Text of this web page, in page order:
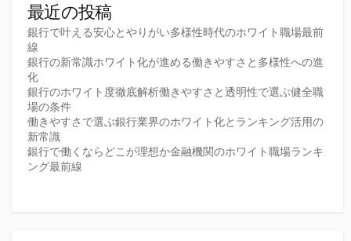
最近の投稿
銀行で叶える安心とやりがい多様性時代のホワイト職場最前
線
銀行の新常識ホワイト化が進める働きやすさと多様性への進
化
銀行のホワイト度徹底解析働きやすさと透明性で選ぶ健全職
場の条件
働きやすさで選ぶ銀行業界のホワイト化とランキング活用の
新常識
銀行で働くならどこが理想か金融機関のホワイト職場ランキ
ング最前線